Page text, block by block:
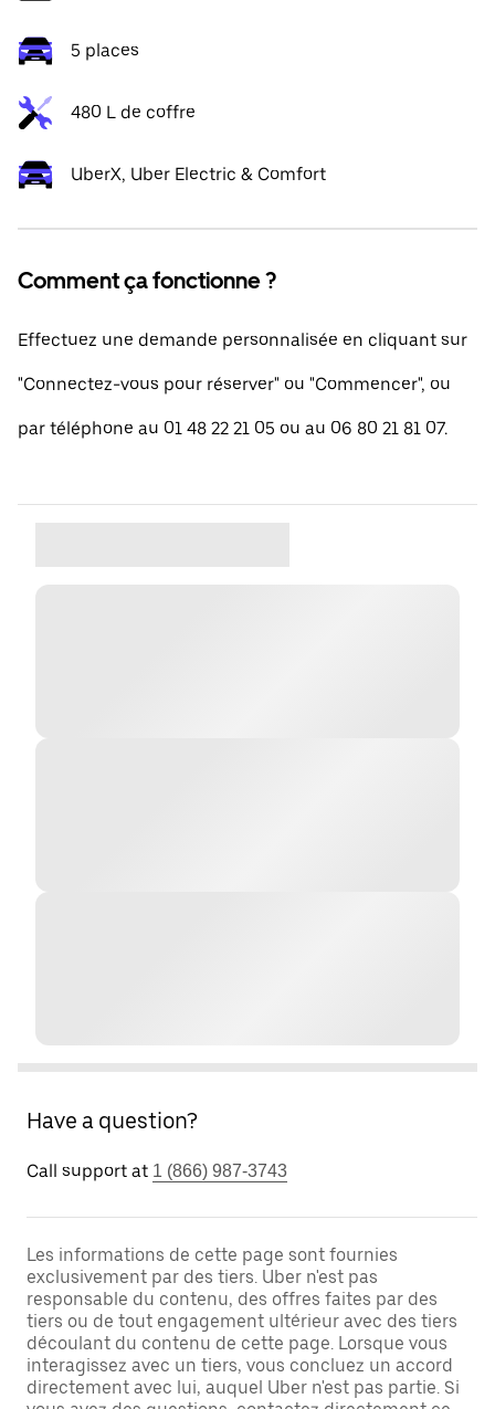
5 places
480 L de coffre
UberX, Uber Electric & Comfort
Comment ça fonctionne ?
Effectuez une demande personnalisée en cliquant sur
"Connectez-vous pour réserver" ou "Commencer", ou
par téléphone au 01 48 22 21 05 ou au 06 80 21 81 07.
Have a question?
Call support at 1 (866) 987-3743
Les informations de cette page sont fournies
exclusivement par des tiers. Uber n'est pas
responsable du contenu, des offres faites par des
tiers ou de tout engagement ultérieur avec des tiers
découlant du contenu de cette page. Lorsque vous
interagissez avec un tiers, vous concluez un accord
directement avec lui, auquel Uber n'est pas partie. Si